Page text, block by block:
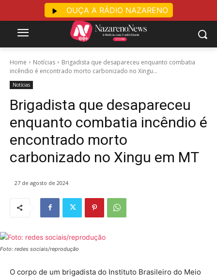
Home Notícias
Brigadista que desapareceu enquanto combatia
incêndio é encontrado morto carbonizado no Xingu...
Notícias
Brigadista que desapareceu
enquanto combatia incêndio é
encontrado morto
carbonizado no Xingu em MT
27 de agosto de 2024
Foto: redes sociais/reprodução
O corpo de um brigadista do Instituto Brasileiro do Meio
OUÇA A RÁDIO NAZARENO